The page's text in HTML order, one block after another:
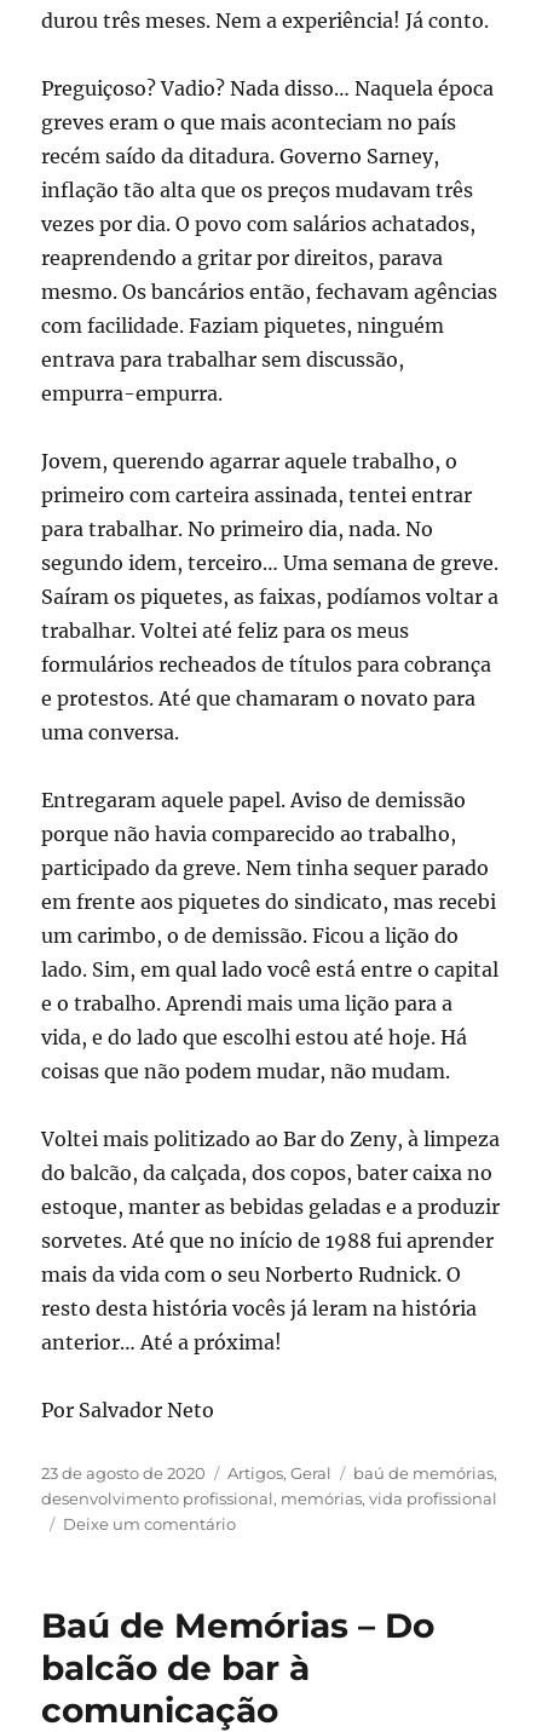
durou três meses. Nem a experiência! Já conto.
Preguiçoso? Vadio? Nada disso… Naquela época
greves eram o que mais aconteciam no país
recém saído da ditadura. Governo Sarney,
inflação tão alta que os preços mudavam três
vezes por dia. O povo com salários achatados,
reaprendendo a gritar por direitos, parava
mesmo. Os bancários então, fechavam agências
com facilidade. Faziam piquetes, ninguém
entrava para trabalhar sem discussão,
empurra-empurra.
Jovem, querendo agarrar aquele trabalho, o
primeiro com carteira assinada, tentei entrar
para trabalhar. No primeiro dia, nada. No
segundo idem, terceiro… Uma semana de greve.
Saíram os piquetes, as faixas, podíamos voltar a
trabalhar. Voltei até feliz para os meus
formulários recheados de títulos para cobrança
e protestos. Até que chamaram o novato para
uma conversa.
Entregaram aquele papel. Aviso de demissão
porque não havia comparecido ao trabalho,
participado da greve. Nem tinha sequer parado
em frente aos piquetes do sindicato, mas recebi
um carimbo, o de demissão. Ficou a lição do
lado. Sim, em qual lado você está entre o capital
e o trabalho. Aprendi mais uma lição para a
vida, e do lado que escolhi estou até hoje. Há
coisas que não podem mudar, não mudam.
Voltei mais politizado ao Bar do Zeny, à limpeza
do balcão, da calçada, dos copos, bater caixa no
estoque, manter as bebidas geladas e a produzir
sorvetes. Até que no início de 1988 fui aprender
mais da vida com o seu Norberto Rudnick. O
resto desta história vocês já leram na história
anterior… Até a próxima!
Por Salvador Neto
Publicado
em
23 de agosto de 2020 Categorias
Artigos,Geral Tags
baú de memórias,
desenvolvimento profissional, memórias,vida profissional
Deixe um comentárioem
#3
Tinha
um
banco
Baú de Memórias – Do
balcão de bar à
comunicação